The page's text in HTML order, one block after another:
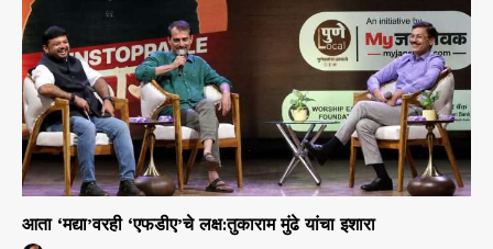
आता ‘मद्या’वरही ‘एफडीए’चे लक्ष:तुकाराम मुंढे यांचा इशारा